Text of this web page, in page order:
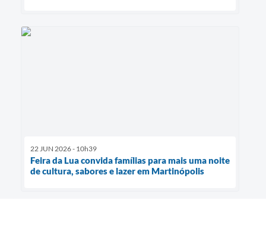
22 JUN 2026 - 10h39
Feira da Lua convida famílias para mais uma noite
de cultura, sabores e lazer em Martinópolis